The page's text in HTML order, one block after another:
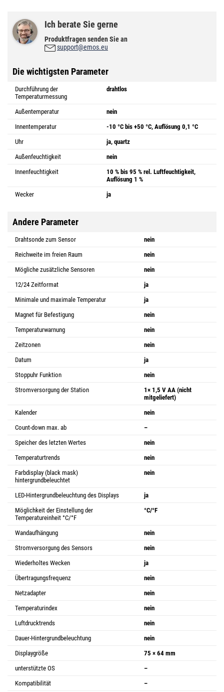
Ich berate Sie gerne
Produktfragen senden Sie an
support@emos.eu
Die wichtigsten Parameter
Durchführung der
Temperaturmessung
drahtlos
Außentemperatur
nein
Innentemperatur
-10 °C bis +50 °C, Auflösung 0,1 °C
Uhr
ja, quartz
Außenfeuchtigkeit
nein
Innenfeuchtigkeit
10 % bis 95 % rel. Luftfeuchtigkeit,
Auflösung 1 %
Wecker
ja
Andere Parameter
Drahtsonde zum Sensor
nein
Reichweite im freien Raum
nein
Mögliche zusätzliche Sensoren
nein
12/24 Zeitformat
ja
Minimale und maximale Temperatur
ja
Magnet für Befestigung
nein
Temperaturwarnung
nein
Zeitzonen
nein
Datum
ja
Stoppuhr Funktion
nein
Stromversorgung der Station
1× 1,5 V AA (nicht
mitgeliefert)
Kalender
nein
Count-down max. ab
–
Speicher des letzten Wertes
nein
Temperaturtrends
nein
Farbdisplay (black mask)
hintergrundbeleuchtet
nein
LED-Hintergrundbeleuchtung des Displays
ja
Möglichkeit der Einstellung der
Temperatureinheit °C/°F
°C/°F
Wandaufhängung
nein
Stromversorgung des Sensors
nein
Wiederholtes Wecken
ja
Übertragungsfrequenz
nein
Netzadapter
nein
Temperaturindex
nein
Luftdrucktrends
nein
Dauer-Hintergrundbeleuchtung
nein
Displaygröße
75 × 64 mm
unterstützte OS
–
Kompatibilität
–